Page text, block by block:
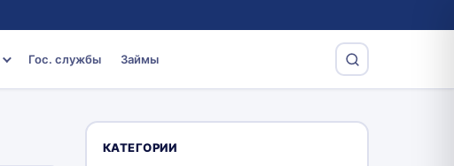
Гос. службы Займы
КАТЕГОРИИ